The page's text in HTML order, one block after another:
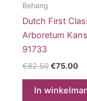
Behang
Dutch First
Arboretum
91733
€82.50
was:
€82.50.
€75.00
In